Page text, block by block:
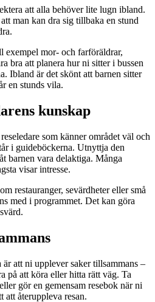
att alla behöver lite lugn ibland.
man kan dra sig tillbaka en stund
exempel mor- och farföräldrar,
bra att planera hur ni sitter i bussen
Ibland är det skönt att barnen sitter
en stunds vila.
kunskap
som känner området väl och
i guideböckerna. Utnyttja den
barnen vara delaktiga. Många
visar intresse.
restauranger, sevärdheter eller små
med i programmet. Det kan göra
är att ni upplever saker tillsammans –
på att köra eller hitta rätt väg. Ta
gör en gemensam resebok när ni
att återuppleva resan.